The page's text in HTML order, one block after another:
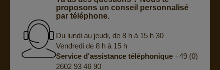
proposons un conseil personnalisé
par téléphone.
Du lundi au jeudi, de 8 h à 15 h 30
Vendredi de 8 h à 15 h
Service d'assistance téléphonique+49 (0)
2602 93 46 90